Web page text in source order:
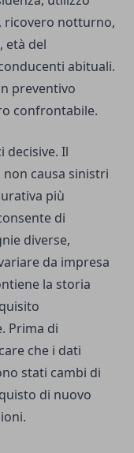
ricovero notturno,
età del
abituali.
preventivo
confrontabile.
decisive. Il
causa sinistri
più
di
diverse,
da impresa
la storia
Prima di
che i dati
stati cambi di
di nuovo